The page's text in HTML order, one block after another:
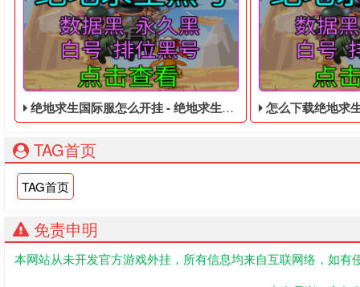
绝地求生黑号是艾德维格大地的心脏，黑号以人们睡觉时所
发行者
绝地求生国际服怎么开挂 - 绝地求生免费的账号 怎么下载绝地求生
TAG首页
TAG首页
免责申明
本网站从未开发官方游戏外挂，所有信息均来自互联网络，如